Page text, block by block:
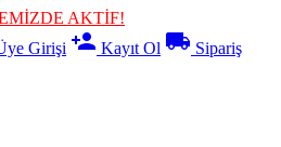
AKTİF!
Girişi person_add Kayıt Ol local_shipping Sipariş